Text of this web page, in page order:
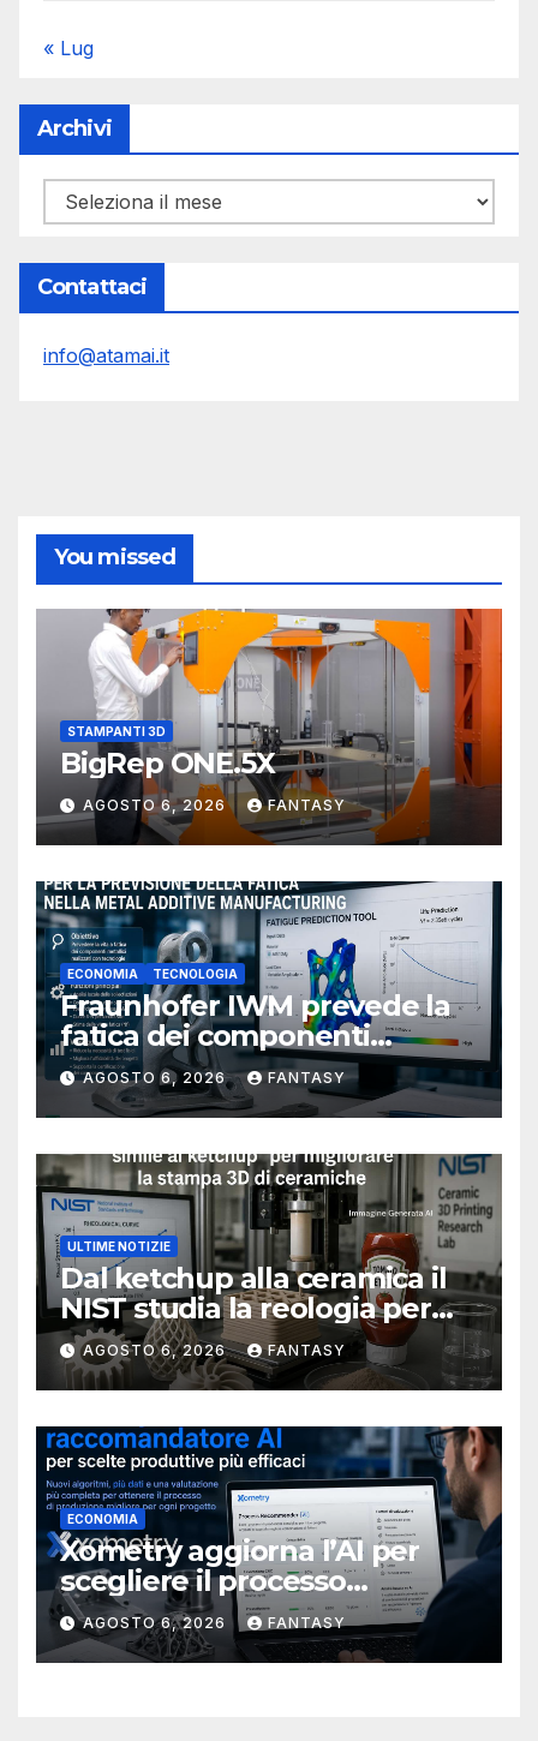
« Lug
Archivi
Archivi
Contattaci
info@atamai.it
You missed
STAMPANTI 3D
BigRep ONE.5X
AGOSTO 6, 2026 FANTASY
ECONOMIA TECNOLOGIA
Fraunhofer IWM prevede la
fatica dei componenti
metallici stampati in 3D
AGOSTO 6, 2026 FANTASY
ULTIME NOTIZIE
Dal ketchup alla ceramica il
NIST studia la reologia per
rendere più affidabile la
stampa 3D
AGOSTO 6, 2026 FANTASY
ECONOMIA
Xometry aggiorna l’AI per
scegliere il processo
produttivo più adatto
AGOSTO 6, 2026 FANTASY